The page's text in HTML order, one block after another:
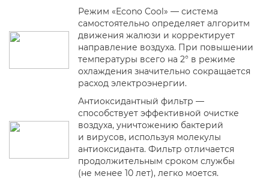
Режим «Econo Cool» — система
самостоятельно определяет алгоритм
движения жалюзи и корректирует
направление воздуха. При повышении
температуры всего на 2° в режиме
охлаждения значительно сокращается
расход электроэнергии.
Антиоксидантный фильтр —
способствует эффективной очистке
воздуха, уничтожению бактерий
и вирусов, используя молекулы
антиоксиданта. Фильтр отличается
продолжительным сроком службы
(не менее 10 лет), легко моется.